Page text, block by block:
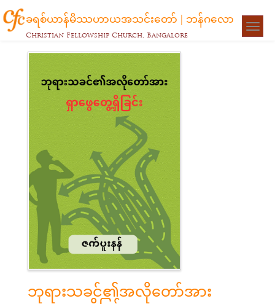
ခရစ်ယာန်မိဿဟာယအသင်းတော် | ဘန်ဂလော
Christian Fellowship Church, Bangalore
ဘုရားသခင်၏အလိုတော်အား